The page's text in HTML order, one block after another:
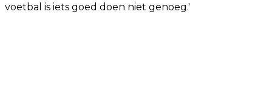
voetbal is iets goed doen niet genoeg.'